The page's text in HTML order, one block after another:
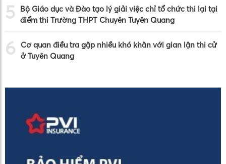
5
Bộ Giáo dục và Đào tạo lý giải việc chỉ tổ chức thi lại tại
điểm thi Trường THPT Chuyên Tuyên Quang
6
Cơ quan điều tra gặp nhiều khó khăn với gian lận thi cử
ở Tuyên Quang